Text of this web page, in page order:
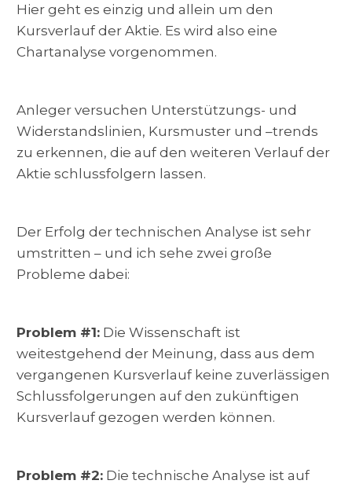
Hier geht es einzig und allein um den
Kursverlauf der Aktie. Es wird also eine
Chartanalyse vorgenommen.
Anleger versuchen Unterstützungs- und
Widerstandslinien, Kursmuster und –trends
zu erkennen, die auf den weiteren Verlauf der
Aktie schlussfolgern lassen.
Der Erfolg der technischen Analyse ist sehr
umstritten – und ich sehe zwei große
Probleme dabei:
Problem #1: Die Wissenschaft ist
weitestgehend der Meinung, dass aus dem
vergangenen Kursverlauf keine zuverlässigen
Schlussfolgerungen auf den zukünftigen
Kursverlauf gezogen werden können.
Problem #2: Die technische Analyse ist auf